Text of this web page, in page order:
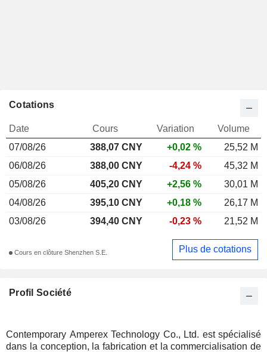
Profil Société
Contemporary Amperex Technology Co., Ltd. est spécialisé
dans la conception, la fabrication et la commercialisation de
Cotations
Date Cours Variation
Volume
07/08/26
388,07 CNY +0,02 %
25,52 M
06/08/26
388,00 CNY -4,24 %
45,32 M
05/08/26
405,20 CNY +2,56 %
30,01 M
04/08/26
395,10 CNY +0,18 %
26,17 M
03/08/26
394,40 CNY -0,23 % 21,52 M
Cours en clôture Shenzhen S.E. Plus de cotations